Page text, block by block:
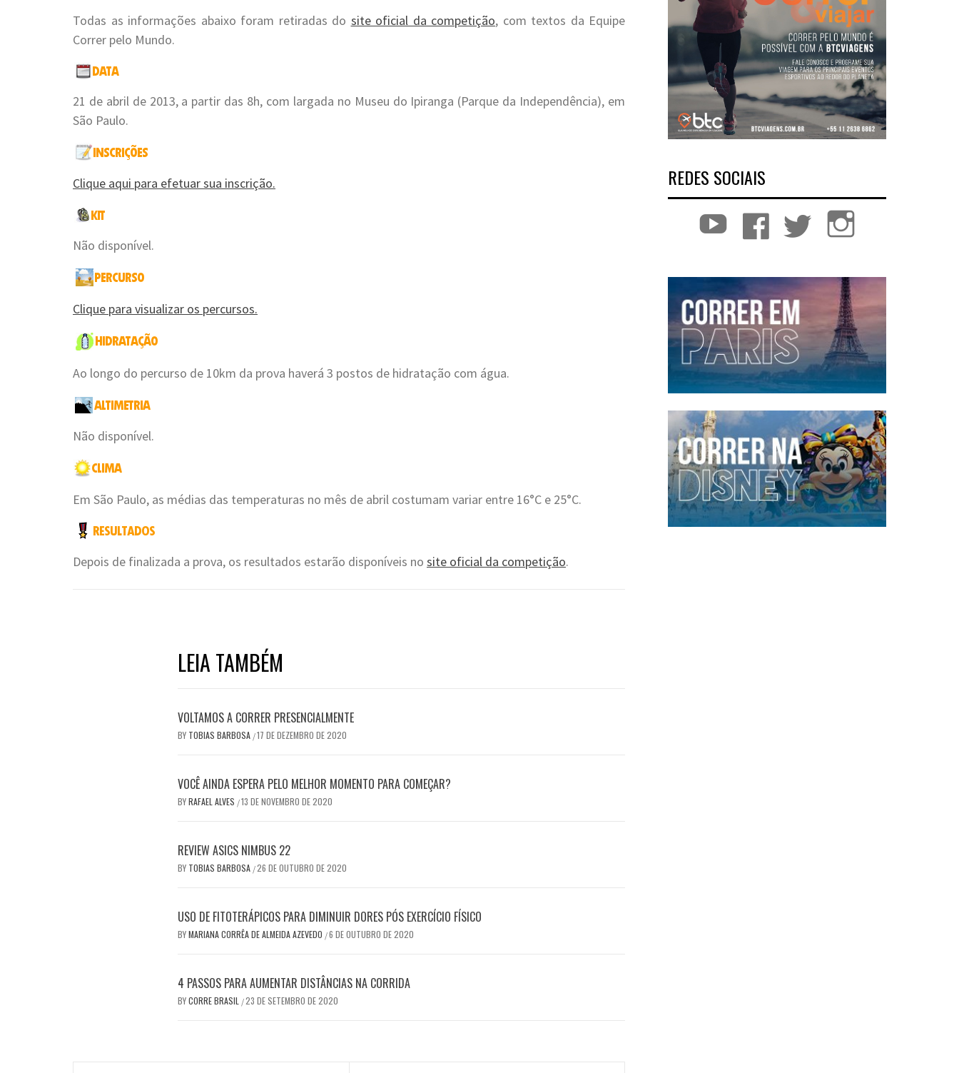
Todas as informações abaixo foram retiradas do site oficial da competição, com textos da Equipe
Correr pelo Mundo.
21 de abril de 2013, a partir das 8h, com largada no Museu do Ipiranga (Parque da Independência), em
São Paulo.
Clique aqui para efetuar sua inscrição.
Não disponível.
Clique para visualizar os percursos.
Ao longo do percurso de 10km da prova haverá 3 postos de hidratação com água.
Não disponível.
Em São Paulo, as médias das temperaturas no mês de abril costumam variar entre 16°C e 25°C.
Depois de finalizada a prova, os resultados estarão disponíveis no site oficial da competição.
LEIA TAMBÉM
VOLTAMOS A CORRER PRESENCIALMENTE
BY TOBIAS BARBOSA /17 DE DEZEMBRO DE 2020
VOCÊ AINDA ESPERA PELO MELHOR MOMENTO PARA COMEÇAR?
BYRAFAEL ALVES /13 DE NOVEMBRO DE 2020
REVIEW ASICS NIMBUS 22
BY TOBIAS BARBOSA /26 DE OUTUBRO DE 2020
USO DE FITOTERÁPICOS PARA DIMINUIR DORES PÓS EXERCÍCIO FÍSICO
BYMARIANA CORRÊA DE ALMEIDA AZEVEDO /6 DE OUTUBRO DE 2020
4 PASSOS PARA AUMENTAR DISTÂNCIAS NA CORRIDA
BYCORRE BRASIL /23 DE SETEMBRO DE 2020
REDES SOCIAIS
YouTube Facebook Twitter